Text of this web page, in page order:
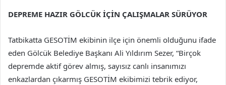
DEPREME HAZIR GÖLCÜK İÇİN ÇALIŞMALAR SÜRÜYOR
Tatbikatta GESOTİM ekibinin ilçe için önemli olduğunu ifade
eden Gölcük Belediye Başkanı Ali Yıldırım Sezer, “Birçok
depremde aktif görev almış, sayısız canlı insanımızı
enkazlardan çıkarmış GESOTİM ekibimizi tebrik ediyor,